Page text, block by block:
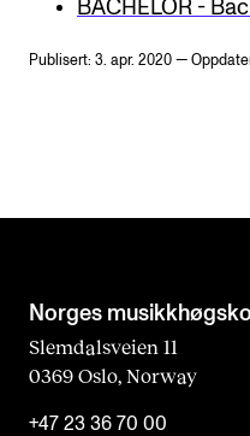
BACHELOR -
Publisert: 3. apr. 2020 —
Norges
Slemdalsveien 11
0369 Oslo, Norway
+47 23 36 70 00